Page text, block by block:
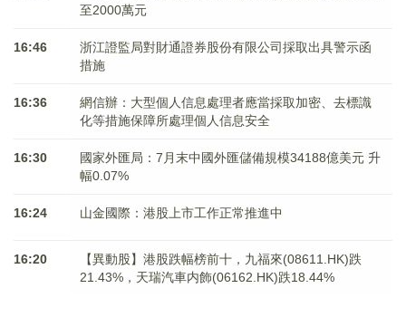
至2000萬元
16:46
浙江證監局對財通證券股份有限公司採取出具警示函
措施
16:36
網信辦：大型個人信息處理者應當採取加密、去標識
化等措施保障所處理個人信息安全
16:30
國家外匯局：7月末中國外匯儲備規模34188億美元 升
幅0.07%
16:24 山金國際：港股上市工作正常推進中
16:20
【異動股】港股跌幅榜前十，九福來(08611.HK)跌
21.43%，天瑞汽車内飾(06162.HK)跌18.44%